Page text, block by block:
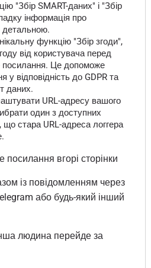
"Збір SMART-даних" і "Збір
інформація про
детальною.
функцію "Збір згоди",
від користувача перед
посилання. Це допоможе
у відповідність до GDPR та
даних.
URL-адресу вашого
один з доступних
що стара URL-адреса логгера
посилання вгорі сторінки
із повідомленням через
або будь-який інший
людина перейде за